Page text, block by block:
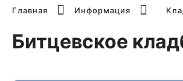
Главная Информация
Битцевское